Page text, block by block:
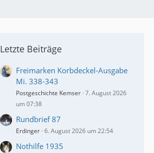
Letzte Beiträge
Freimarken Korbdeckel-Ausgabe
Mi. 338-343
Postgeschichte Kemser 7. August 2026
um 07:38
Rundbrief 87
Erdinger 6. August 2026 um 22:54
Nothilfe 1935